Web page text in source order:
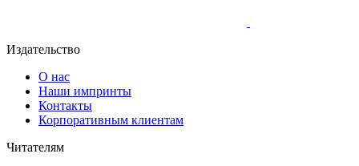
Издательство
О нас
Наши импринты
Контакты
Корпоративным клиентам
Читателям